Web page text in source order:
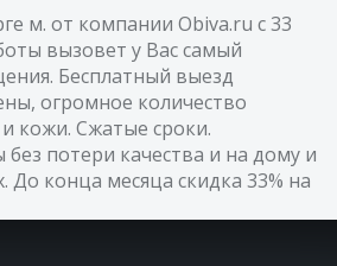
м. от компании Obiva.ru с 33
вызовет у Вас самый
Бесплатный выезд
огромное количество
кожи. Сжатые сроки.
потери качества и на дому и
До конца месяца скидка 33% на